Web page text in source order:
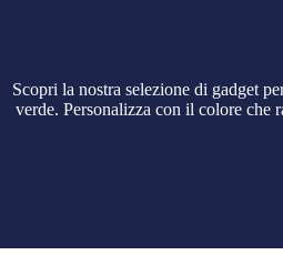
Scopri la nostra selezione di gadget
verde. Personalizza con il colore che